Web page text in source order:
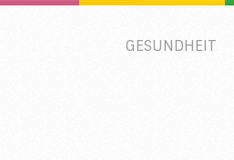
GESUNDHEIT